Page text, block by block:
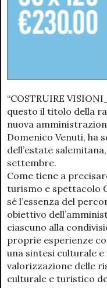
“COSTRUIRE
questo il titolo della
nuova
Domenico Venuti, ha
dell’estate
settembre.
Come tiene a
turismo e spettacolo
sé l’essenza del
obiettivo
ciascuno alla
proprie esperienze
una sintesi culturale e
valorizzazione delle
culturale e turistico